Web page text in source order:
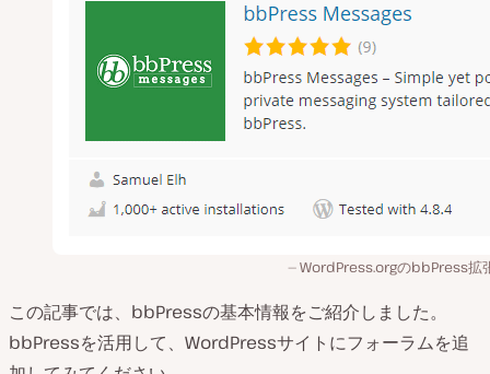
WordPress.orgのbbPress拡
この記事では、bbPressの基本情報をご紹介しました。
bbPressを活用して、WordPressサイトにフォーラムを追